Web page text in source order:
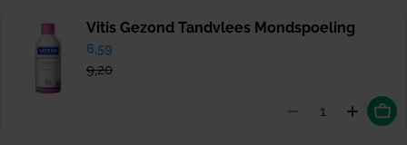
Vitis Gezond Tandvlees Mondspoeling
Verkoopprijs
6,59
Normale
prijs
9,20
Aantal